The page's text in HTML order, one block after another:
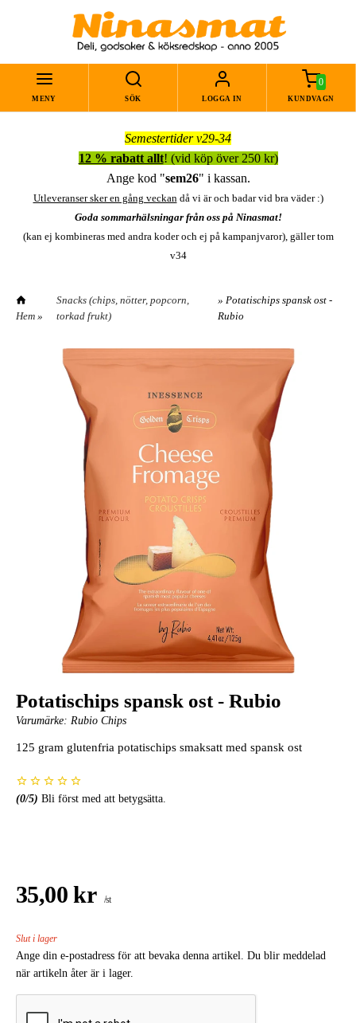
MENY SÖK LOGGA IN
0
KUNDVAGN
Semestertider v29-34
12 % rabatt allt! (vid köp över 250 kr)
Ange kod "sem26" i kassan.
Utleveranser sker en gång veckandå vi är och badar vid bra väder :)
Goda sommarhälsningar från oss på Ninasmat!
(kan ej kombineras med andra koder och ej på kampanjvaror), gäller tom
v34
Hem »
Snacks (chips, nötter, popcorn,
torkad frukt)
» Potatischips spansk ost -
Rubio
Potatischips spansk ost - Rubio
Varumärke: Rubio Chips
125 gram glutenfria potatischips smaksatt med spansk ost
(0/5) Bli först med att betygsätta.
35,00 kr /st
Slut i lager
Ange din e-postadress för att bevaka denna artikel. Du blir meddelad
när artikeln åter är i lager.